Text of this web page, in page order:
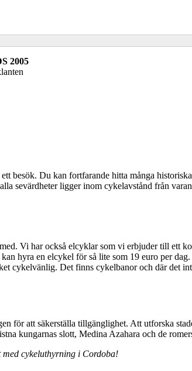
2005
besök. Du kan fortfarande hitta många
sevärdheter ligger inom cykelavstånd från
Vi har också elcyklar som vi erbjuder till ett
hyra en elcykel för så lite som 19 euro per
cykelvänlig. Det finns cykelbanor och där det
för att säkerställa tillgänglighet. Att utforska
kungarnas slott, Medina Azahara och de
cykeluthyrning i Cordoba!